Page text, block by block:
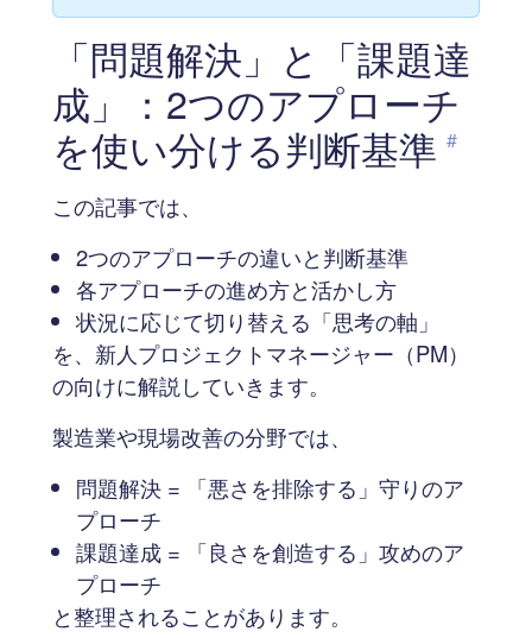
「問題解決」と「課題達
成」：2つのアプローチ
を使い分ける判断基準 #
この記事では、
2つのアプローチの違いと判断基準
各アプローチの進め方と活かし方
状況に応じて切り替える「思考の軸」
を、新人プロジェクトマネージャー（PM）
の向けに解説していきます。
製造業や現場改善の分野では、
問題解決 = 「悪さを排除する」守りのア
プローチ
課題達成 = 「良さを創造する」攻めのア
プローチ
と整理されることがあります。